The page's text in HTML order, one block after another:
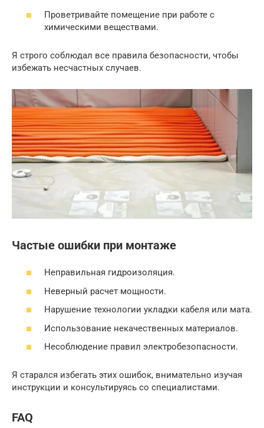
Проветривайте помещение при работе с
химическими веществами.
Я строго соблюдал все правила безопасности, чтобы
избежать несчастных случаев.
Частые ошибки при монтаже
Неправильная гидроизоляция.
Неверный расчет мощности.
Нарушение технологии укладки кабеля или мата.
Использование некачественных материалов.
Несоблюдение правил электробезопасности.
Я старался избегать этих ошибок, внимательно изучая
инструкции и консультируясь со специалистами.
FAQ